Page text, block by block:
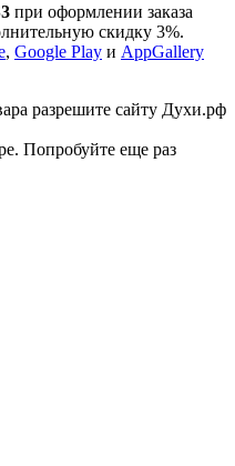
при оформлении заказа
скидку 3%.
, Google Play и AppGallery
разрешите сайту Духи.рф
Попробуйте еще раз